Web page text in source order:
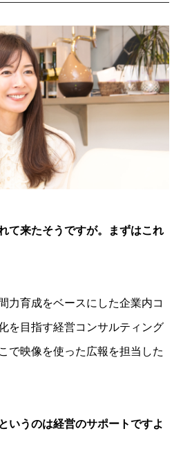
来たそうですが。まずはこれ
育成をベースにした企業内コ
を目指す経営コンサルティング
で映像を使った広報を担当した
うのは経営のサポートですよ